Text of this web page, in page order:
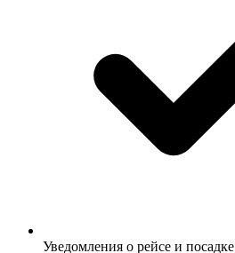
Уведомления о рейсе и посадке